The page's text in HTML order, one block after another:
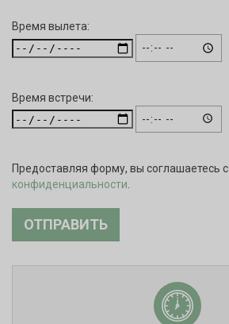
Время вылета:
Время встречи:
Предоставляя форму, вы соглашаетесь с
конфиденциальности